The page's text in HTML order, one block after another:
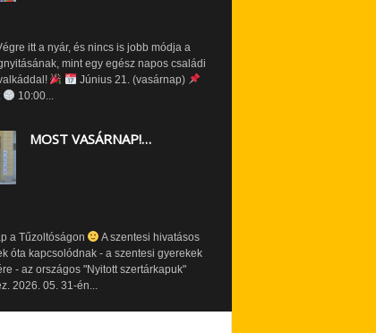
itt a nyár, és nincs is jobb módja a
mint egy egész napos családi
Június 21. (vasárnap)
10:00...
MOST VASÁRNAP!…
a Tűzoltóságon
A szentesi hivatásos
óta kapcsolódnak - a szentesi gyerekek
- az országos "Nyitott szertárkapuk"
2026. 05. 31-én...